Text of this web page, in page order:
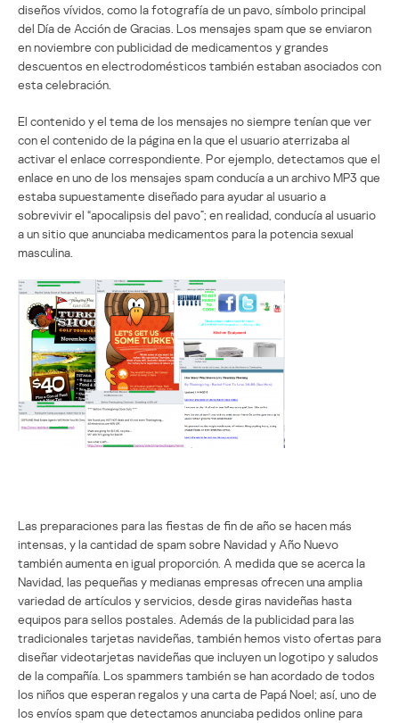
diseños vívidos, como la fotografía de un pavo, símbolo principal
del Día de Acción de Gracias. Los mensajes spam que se enviaron
en noviembre con publicidad de medicamentos y grandes
descuentos en electrodomésticos también estaban asociados con
esta celebración.
El contenido y el tema de los mensajes no siempre tenían que ver
con el contenido de la página en la que el usuario aterrizaba al
activar el enlace correspondiente. Por ejemplo, detectamos que el
enlace en uno de los mensajes spam conducía a un archivo MP3 que
estaba supuestamente diseñado para ayudar al usuario a
sobrevivir el “apocalipsis del pavo”; en realidad, conducía al usuario
a un sitio que anunciaba medicamentos para la potencia sexual
masculina.
Las preparaciones para las fiestas de fin de año se hacen más
intensas, y la cantidad de spam sobre Navidad y Año Nuevo
también aumenta en igual proporción. A medida que se acerca la
Navidad, las pequeñas y medianas empresas ofrecen una amplia
variedad de artículos y servicios, desde giras navideñas hasta
equipos para sellos postales. Además de la publicidad para las
tradicionales tarjetas navideñas, también hemos visto ofertas para
diseñar videotarjetas navideñas que incluyen un logotipo y saludos
de la compañía. Los spammers también se han acordado de todos
los niños que esperan regalos y una carta de Papá Noel; así, uno de
los envíos spam que detectamos anunciaba pedidos online para